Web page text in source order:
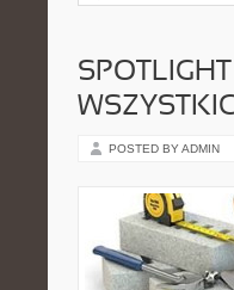
POSTED BY ADMIN